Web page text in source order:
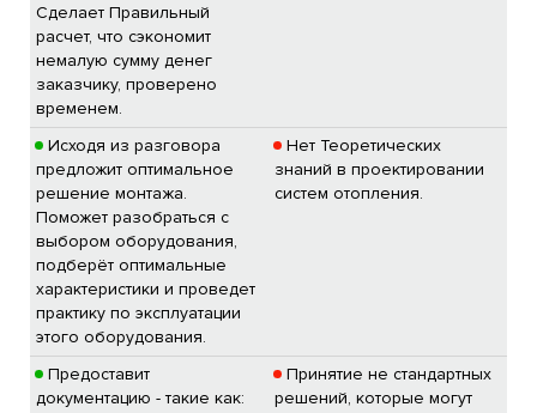
Сделает Правильный
расчет, что сэкономит
немалую сумму денег
заказчику, проверено
временем.
Исходя из разговора
предложит оптимальное
решение монтажа.
Поможет разобраться с
выбором оборудования,
подберёт оптимальные
характеристики и проведет
практику по эксплуатации
этого оборудования.
Нет Теоретических
знаний в проектировании
систем отопления.
Предоставит
документацию - такие как:
Принятие не стандартных
решений, которые могут